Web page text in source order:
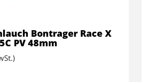
Bontrager Race X
PV 48mm